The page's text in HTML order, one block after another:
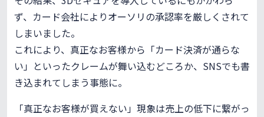
ず、カード会社によりオーソリの承認率を厳しくされて
しまいました。
これにより、真正なお客様から「カード決済が通らな
い」といったクレームが舞い込むどころか、SNSでも書
き込まれてしまう事態に。
「真正なお客様が買えない」現象は売上の低下に繋がっ